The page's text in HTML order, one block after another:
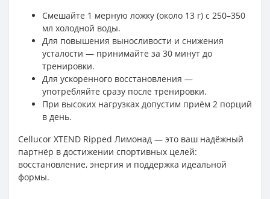
Смешайте 1 мерную ложку (около 13 г) с 250–350
мл холодной воды.
Для повышения выносливости и снижения
усталости — принимайте за 30 минут до
тренировки.
Для ускоренного восстановления —
употребляйте сразу после тренировки.
При высоких нагрузках допустим приём 2 порций
в день.
Cellucor XTEND Ripped Лимонад — это ваш надёжный
партнёр в достижении спортивных целей:
восстановление, энергия и поддержка идеальной
формы.